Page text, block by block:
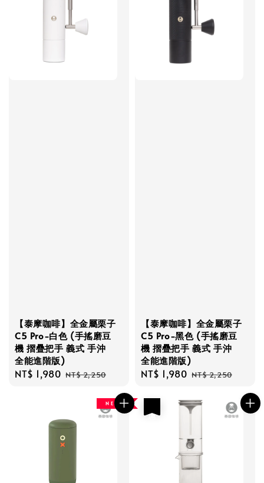
【泰摩咖啡】全金屬栗子
C5 Pro-白色 (手搖磨豆
機 摺疊把手 義式 手沖
全能進階版)
Sale
NT$ 1,980 Regular
NT$ 2,250
【泰摩咖啡】全金屬栗子
C5 Pro-黑色 (手搖磨豆
機 摺疊把手 義式 手沖
全能進階版)
Sale
NT$ 1,980 Regular
NT$ 2,250
N E W